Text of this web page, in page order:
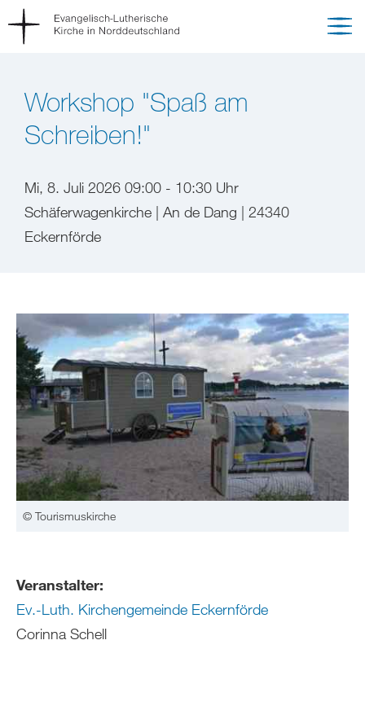
Workshop "Spaß am
Schreiben!"
Mi, 8. Juli 2026 09:00 - 10:30 Uhr
Schäferwagenkirche | An de Dang | 24340
Eckernförde
© Tourismuskirche
Veranstalter:
Ev.-Luth. Kirchengemeinde Eckernförde
Corinna Schell